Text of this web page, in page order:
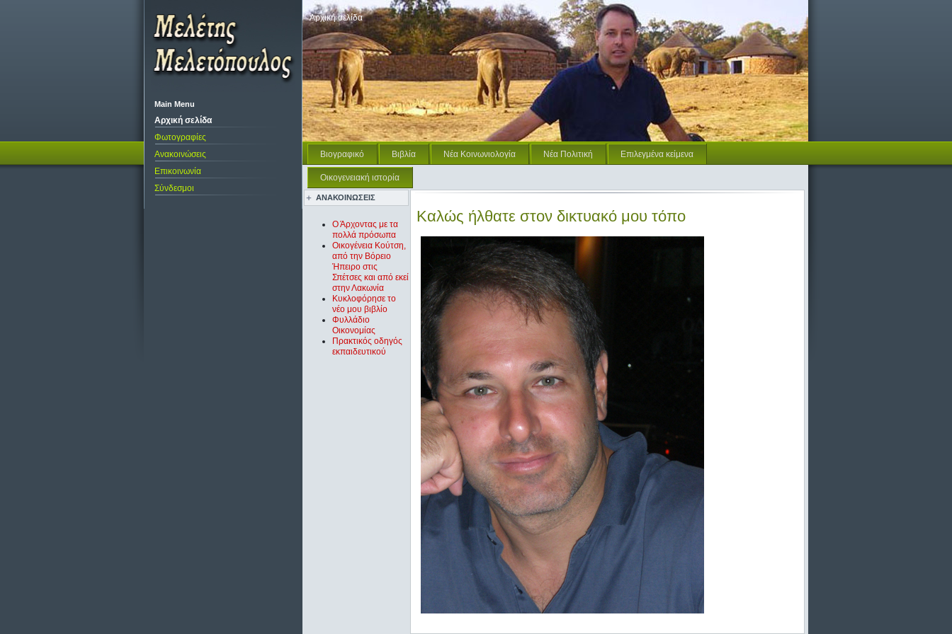
Main Menu
Αρχική σελίδα
Φωτογραφίες
Ανακοινώσεις
Επικοινωνία
Σύνδεσμοι
Αρχική σελίδα
Βιογραφικό Βιβλία Νέα Κοινωνιολογία Νέα Πολιτική Επιλεγμένα κείμενα
Οικογενειακή ιστορία
ΑΝΑΚΟΙΝΩΣΕΙΣ
Ο Άρχοντας με τα
πολλά πρόσωπα
Oικογένεια Κούτση,
από την Βόρειο
Ήπειρο στις
Σπέτσες και από εκεί
στην Λακωνία
Κυκλοφόρησε το
νέο μου βιβλίο
Φυλλάδιο
Οικονομίας
Πρακτικός οδηγός
εκπαιδευτικού
Καλώς ήλθατε στον δικτυακό μου τόπο